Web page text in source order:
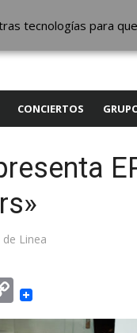
Music
CONCIERTOS
de Linea
Copy
Link
tecnologías para